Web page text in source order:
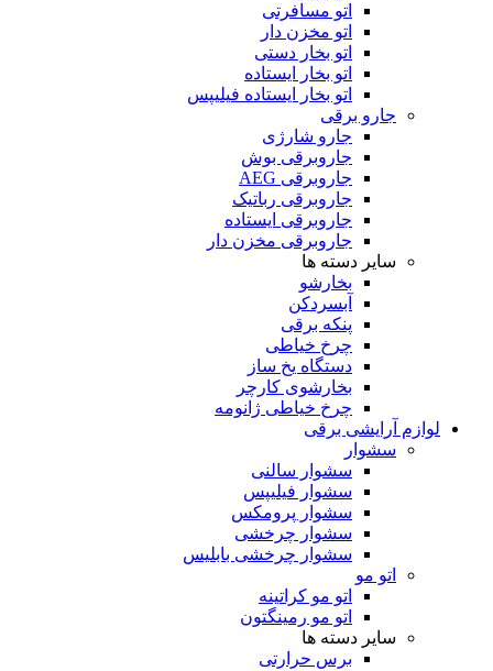
اتو مسافرتی
اتو مخزن دار
اتو بخار دستی
اتو بخار ایستاده
اتو بخار ایستاده فیلیپس
جارو برقی
جارو شارژی
جاروبرقی بوش
جاروبرقی AEG
جاروبرقی رباتیک
جاروبرقی ایستاده
جاروبرقی مخزن دار
سایر دسته ها
بخارشو
آبسردکن
پنکه برقی
چرخ خیاطی
دستگاه یخ ساز
بخارشوی کارچر
چرخ خیاطی ژانومه
لوازم آرایشی برقی
سشوار
سشوار سالنی
سشوار فیلیپس
سشوار پرومکس
سشوار چرخشی
سشوار چرخشی بابلیس
اتو مو
اتو مو کراتینه
اتو مو رمینگتون
سایر دسته ها
برس حرارتی